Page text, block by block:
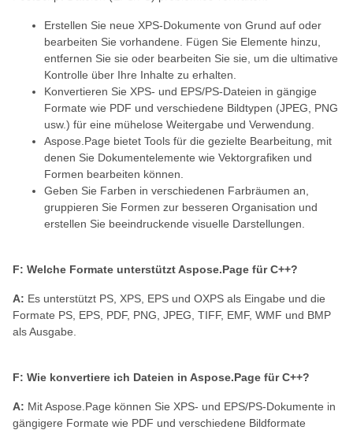
Erstellen Sie neue XPS-Dokumente von Grund auf oder
bearbeiten Sie vorhandene. Fügen Sie Elemente hinzu,
entfernen Sie sie oder bearbeiten Sie sie, um die ultimative
Kontrolle über Ihre Inhalte zu erhalten.
Konvertieren Sie XPS- und EPS/PS-Dateien in gängige
Formate wie PDF und verschiedene Bildtypen (JPEG, PNG
usw.) für eine mühelose Weitergabe und Verwendung.
Aspose.Page bietet Tools für die gezielte Bearbeitung, mit
denen Sie Dokumentelemente wie Vektorgrafiken und
Formen bearbeiten können.
Geben Sie Farben in verschiedenen Farbräumen an,
gruppieren Sie Formen zur besseren Organisation und
erstellen Sie beeindruckende visuelle Darstellungen.
F: Welche Formate unterstützt Aspose.Page für C++?
A: Es unterstützt PS, XPS, EPS und OXPS als Eingabe und die
Formate PS, EPS, PDF, PNG, JPEG, TIFF, EMF, WMF und BMP
als Ausgabe.
F: Wie konvertiere ich Dateien in Aspose.Page für С++?
A: Mit Aspose.Page können Sie XPS- und EPS/PS-Dokumente in
gängigere Formate wie PDF und verschiedene Bildformate